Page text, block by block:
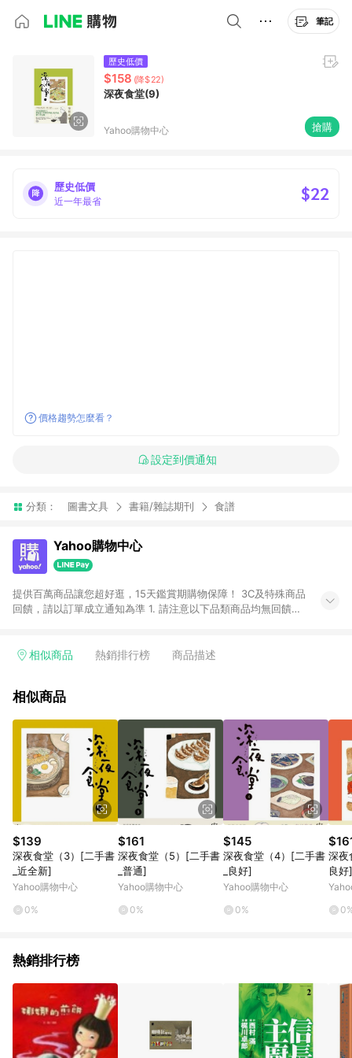
筆記
歷史低價
$158 (降$22)
深夜食堂(9)
Yahoo購物中心 搶購
歷史低價
近一年最省 $22
價格趨勢怎麼看？
設定到價通知
分類： 圖書文具 書籍/雜誌期刊 食譜
Yahoo購物中心
提供百萬商品讓您超好逛，15天鑑賞期購物保障！ 3C及特殊商品
回饋，請以訂單成立通知為準 1. 請注意以下品類商品均無回饋：
電玩/遊戲/相機/單眼/鏡頭/拍立得 [2024/6/1起適用] -內接硬
的購回饋活動享Yahoo超贈點回饋者 - 購物中心商店之商品：商
3. 訂單回饋金額將扣除運費/購物金/超贈點/福利金/紅利折抵/折
價券等虛擬貨幣折抵 4. 大宗採購或批發轉賣不具回饋資格： 如
有相關事證認定您為大宗採購、批發轉賣而非最終消費使用者，
相關認定以Yahoo購物中心之認定為準
相似商品 熱銷排行榜 商品描述
相似商品
$139
深夜食堂（3）[二手書
_近全新]
Yahoo購物中心
0%
$161
深夜食堂（5）[二手書
_普通]
Yahoo購物中心
0%
$145
深夜食堂（4）[二手書
_良好]
Yahoo購物中心
0%
深夜
良好]
熱銷排行榜